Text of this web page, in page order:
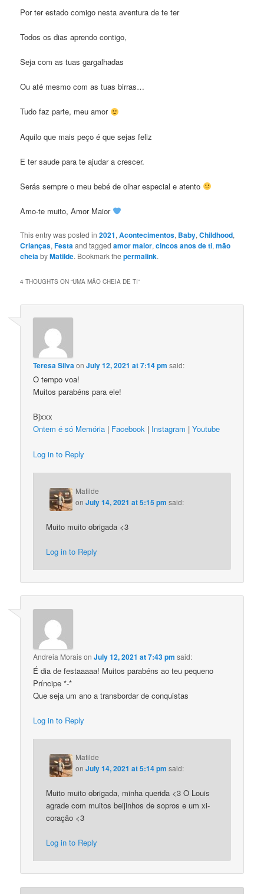
Por ter estado comigo nesta aventura de te ter
Todos os dias aprendo contigo,
Seja com as tuas gargalhadas
Ou até mesmo com as tuas birras…
Tudo faz parte, meu amor
Aquilo que mais peço é que sejas feliz
E ter saude para te ajudar a crescer.
Serás sempre o meu bebé de olhar especial e atento
Amo-te muito, Amor Maior
This entry was posted in2021,Acontecimentos, Baby,Childhood,
Crianças,Festaand taggedamor maior,cincos anos de ti,mão
cheiabyMatilde. Bookmark thepermalink.
4 THOUGHTS ON “UMA MÃO CHEIA DE TI”
Teresa SilvaonJuly 12, 2021 at 7:14 pm said:
O tempo voa!
Muitos parabéns para ele!
Bjxxx
Ontem é só Memória | Facebook | Instagram |Youtube
Log in to Reply
Matilde
onJuly 14, 2021 at 5:15 pm said:
Muito muito obrigada <3
Log in to Reply
Andreia MoraisonJuly 12, 2021 at 7:43 pm said:
É dia de festaaaaa! Muitos parabéns ao teu pequeno
Príncipe *-*
Que seja um ano a transbordar de conquistas
Log in to Reply
Matilde
onJuly 14, 2021 at 5:14 pm said:
Muito muito obrigada, minha querida <3 O Louis
agrade com muitos beijinhos de sopros e um xi-
coração <3
Log in to Reply